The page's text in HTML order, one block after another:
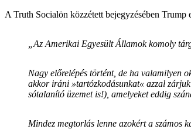
A Truth Socialön közzétett bejegyzésében Trump
„Az Amerikai Egyesült Államok komoly
Nagy előrelépés történt, de ha valamilyen
akkor iráni »tartózkodásunkat« azzal zárjuk
sótalanító üzemet is!), amelyeket eddig
Mindez megtorlás lenne azokért a számos